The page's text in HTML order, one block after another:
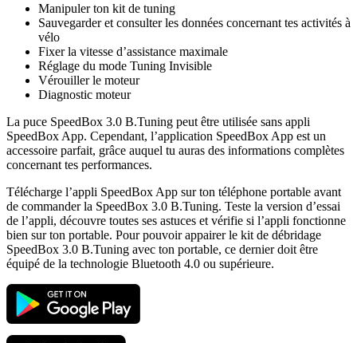
Manipuler ton kit de tuning
Sauvegarder et consulter les données concernant tes activités à
vélo
Fixer la vitesse d’assistance maximale
Réglage du mode Tuning Invisible
Vérouiller le moteur
Diagnostic moteur
La puce SpeedBox 3.0 B.Tuning peut être utilisée sans appli
SpeedBox App. Cependant, l’application SpeedBox App est un
accessoire parfait, grâce auquel tu auras des informations complètes
concernant tes performances.
Télécharge l’appli SpeedBox App sur ton téléphone portable avant
de commander la SpeedBox 3.0 B.Tuning. Teste la version d’essai
de l’appli, découvre toutes ses astuces et vérifie si l’appli fonctionne
bien sur ton portable. Pour pouvoir appairer le kit de débridage
SpeedBox 3.0 B.Tuning avec ton portable, ce dernier doit être
équipé de la technologie Bluetooth 4.0 ou supérieure.